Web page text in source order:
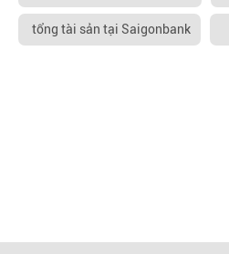
tổng tài sản tại Saigonbank